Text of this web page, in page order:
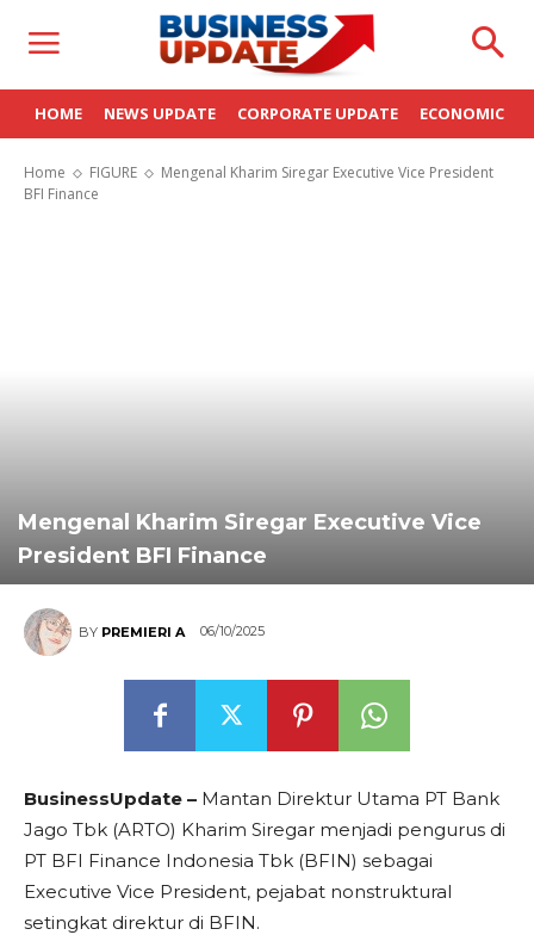
HOME NEWS UPDATE CORPORATE UPDATE ECONOMIC
Home FIGURE
Mengenal Kharim Siregar Executive Vice President
BFI Finance
Mengenal Kharim Siregar Executive Vice
President BFI Finance
BY PREMIERI A 06/10/2025
BusinessUpdate – Mantan Direktur Utama PT Bank
Jago Tbk (ARTO) Kharim Siregar menjadi pengurus di
PT BFI Finance Indonesia Tbk (BFIN) sebagai
Executive Vice President, pejabat nonstruktural
setingkat direktur di BFIN.